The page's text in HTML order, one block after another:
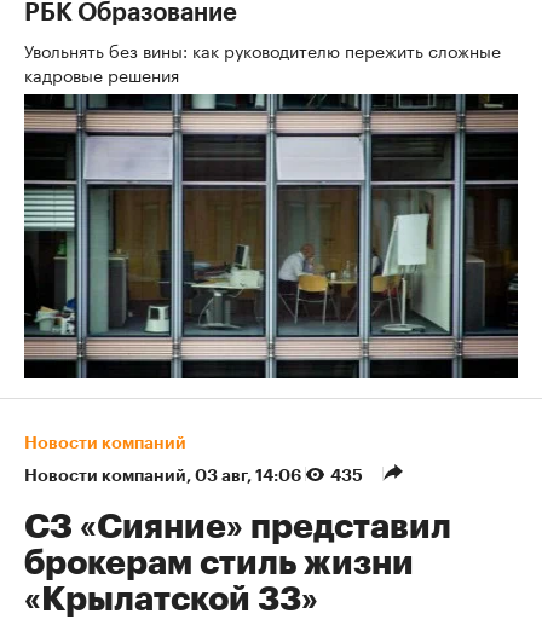
РБК Образование
Увольнять без вины: как руководителю пережить сложные
кадровые решения
Новости компаний
Новости компаний⁠, 03 авг, 14:06 435
СЗ «Сияние» представил
брокерам стиль жизни
«Крылатской 33»